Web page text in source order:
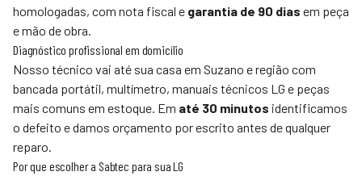
homologadas, com nota fiscal e garantia de 90 dias em peça
e mão de obra.
Diagnóstico profissional em domicílio
Nosso técnico vai até sua casa em Suzano e região com
bancada portátil, multímetro, manuais técnicos LG e peças
mais comuns em estoque. Em até 30 minutos identificamos
o defeito e damos orçamento por escrito antes de qualquer
reparo.
Por que escolher a Sabtec para sua LG